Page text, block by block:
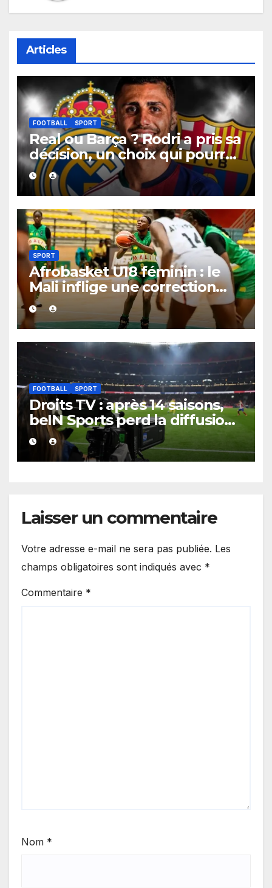
Articles
FOOTBALL SPORT
Real ou Barça ? Rodri a pris sa
décision, un choix qui pourrait
faire grand bruit sur le
marché des transferts.
SPORT
Afrobasket U18 féminin : le
Mali inflige une correction
historique au Bénin avec plus
de 100 points d’écart
FOOTBALL SPORT
Droits TV : après 14 saisons,
beIN Sports perd la diffusion
de la Liga
Laisser un commentaire
Votre adresse e-mail ne sera pas publiée. Les
champs obligatoires sont indiqués avec *
Commentaire *
Nom *